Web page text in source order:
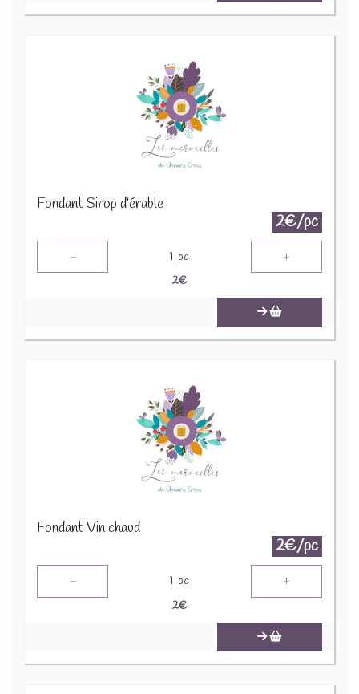
Fondant Sirop d'érable
2€/pc
- 1 pc +
2€
Fondant Vin chaud
2€/pc
- 1 pc +
2€